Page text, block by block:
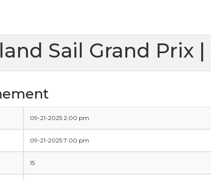
Sail Grand Prix |
09-21-2025 2:00 pm
09-21-2025 7:00 pm
15